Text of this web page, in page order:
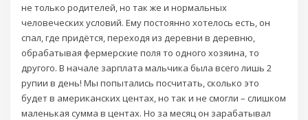
не только родителей, но так же и нормальных
человеческих условий. Ему постоянно хотелось есть, он
спал, где придётся, переходя из деревни в деревню,
обрабатывая фермерские поля то одного хозяина, то
другого. В начале зарплата мальчика была всего лишь 2
рупии в день! Мы попытались посчитать, сколько это
будет в американских центах, но так и не смогли – слишком
маленькая сумма в центах. Но за месяц он зарабатывал